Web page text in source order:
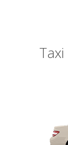
Taxi